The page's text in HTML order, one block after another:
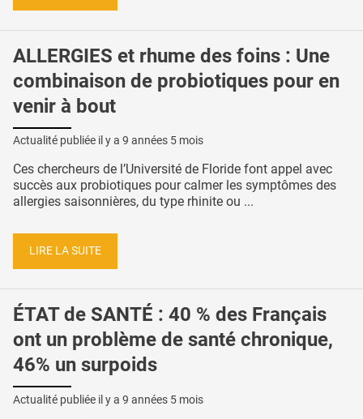
ALLERGIES et rhume des foins : Une
combinaison de probiotiques pour en
venir à bout
Actualité publiée il y a 9 années 5 mois
Ces chercheurs de l’Université de Floride font appel avec
succès aux probiotiques pour calmer les symptômes des
allergies saisonnières, du type rhinite ou ...
LIRE LA SUITE
ÉTAT de SANTÉ : 40 % des Français
ont un problème de santé chronique,
46% un surpoids
Actualité publiée il y a 9 années 5 mois